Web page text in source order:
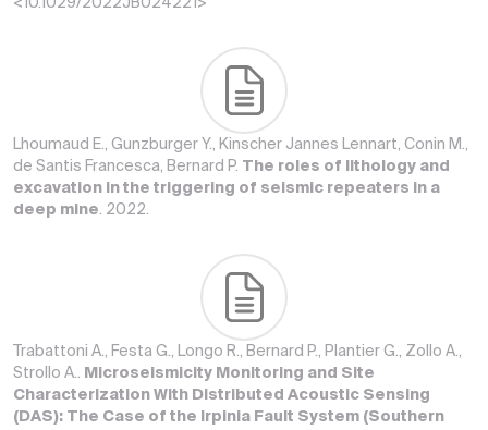
<10.1029/2022JB024221>
Lhoumaud E., Gunzburger Y., Kinscher Jannes Lennart, Conin M.,
de Santis Francesca, Bernard P. The roles of lithology and
excavation in the triggering of seismic repeaters in a
deep mine. 2022.
Trabattoni A., Festa G., Longo R., Bernard P., Plantier G., Zollo A.,
Strollo A.. Microseismicity Monitoring and Site
Characterization With Distributed Acoustic Sensing
(DAS): The Case of the Irpinia Fault System (Southern